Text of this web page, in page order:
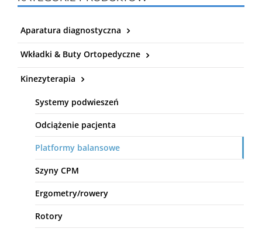
Aparatura diagnostyczna
Wkładki & Buty Ortopedyczne
Kinezyterapia
Systemy podwieszeń
Odciążenie pacjenta
Platformy balansowe
Szyny CPM
Ergometry/rowery
Rotory